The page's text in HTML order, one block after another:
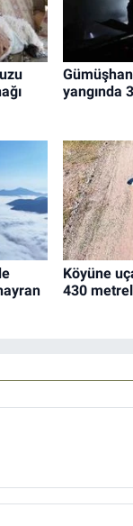
yangında
Köyüne
430